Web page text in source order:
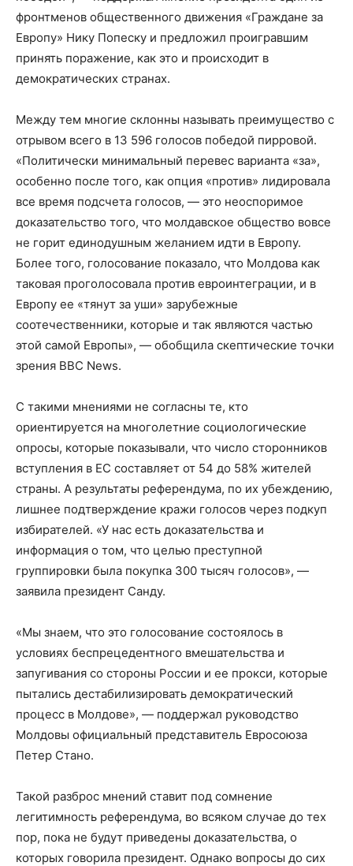
фронтменов общественного движения «Граждане за
Европу» Нику Попеску и предложил проигравшим
принять поражение, как это и происходит в
демократических странах.
Между тем многие склонны называть преимущество с
отрывом всего в 13 596 голосов победой пирровой.
«Политически минимальный перевес варианта «за»,
особенно после того, как опция «против» лидировала
все время подсчета голосов, — это неоспоримое
доказательство того, что молдавское общество вовсе
не горит единодушным желанием идти в Европу.
Более того, голосование показало, что Молдова как
таковая проголосовала против евроинтеграции, и в
Европу ее «тянут за уши» зарубежные
соотечественники, которые и так являются частью
этой самой Европы», — обобщила скептические точки
зрения BBC News.
С такими мнениями не согласны те, кто
ориентируется на многолетние социологические
опросы, которые показывали, что число сторонников
вступления в ЕС составляет от 54 до 58% жителей
страны. А результаты референдума, по их убеждению,
лишнее подтверждение кражи голосов через подкуп
избирателей. «У нас есть доказательства и
информация о том, что целью преступной
группировки была покупка 300 тысяч голосов», —
заявила президент Санду.
«Мы знаем, что это голосование состоялось в
условиях беспрецедентного вмешательства и
запугивания со стороны России и ее прокси, которые
пытались дестабилизировать демократический
процесс в Молдове», — поддержал руководство
Молдовы официальный представитель Евросоюза
Петер Стано.
Такой разброс мнений ставит под сомнение
легитимность референдума, во всяком случае до тех
пор, пока не будут приведены доказательства, о
которых говорила президент. Однако вопросы до сих